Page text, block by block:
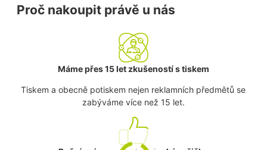
Proč nakoupit právě u nás
Máme přes 15 let zkušeností s tiskem
Tiskem a obecně potiskem nejen reklamních předmětů se
zabýváme více než 15 let.